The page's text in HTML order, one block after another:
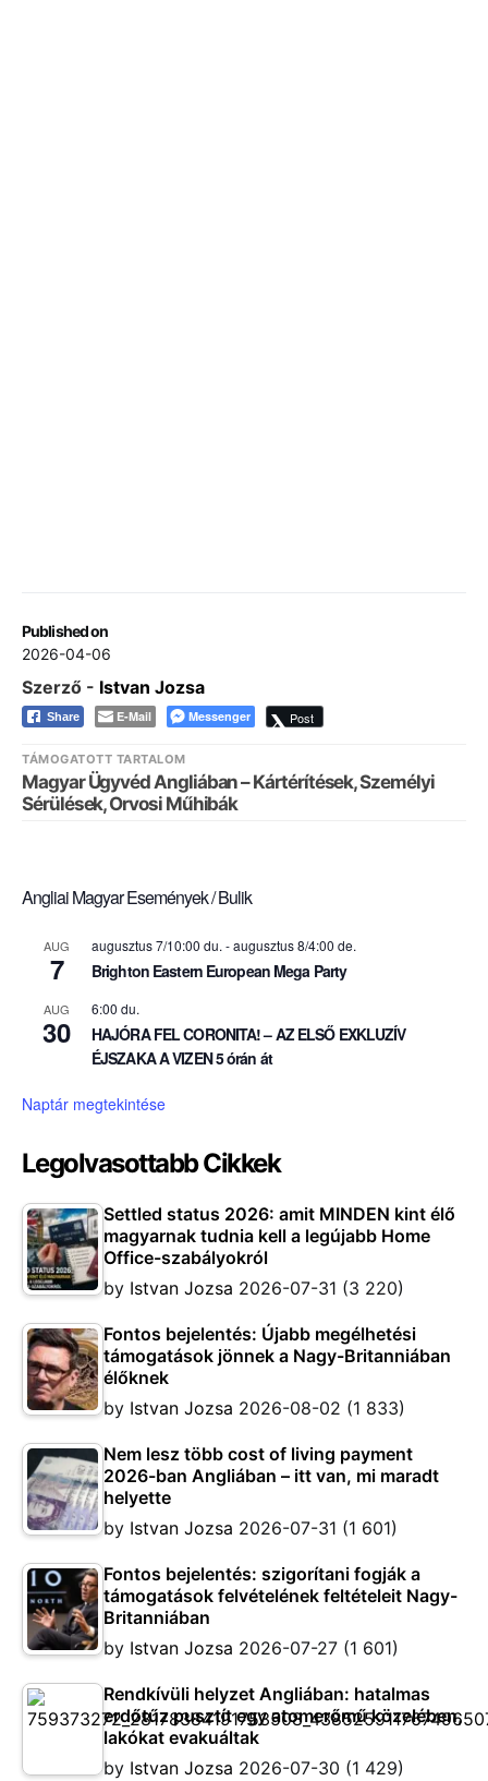
Published on
2026-04-06
Szerző - Istvan Jozsa
Share E-Mail Messenger Post
TÁMOGATOTT TARTALOM
Magyar Ügyvéd Angliában – Kártérítések, Személyi
Sérülések, Orvosi Műhibák
Angliai Magyar Események / Bulik
AUG
7
augusztus 7/10:00 du. -augusztus 8/4:00 de.
Brighton Eastern European Mega Party
AUG
30
6:00 du.
HAJÓRA FEL CORONITA! – AZ ELSŐ EXKLUZÍV
ÉJSZAKA A VIZEN 5 órán át
Naptár megtekintése
Legolvasottabb Cikkek
Settled status 2026: amit MINDEN kint élő
magyarnak tudnia kell a legújabb Home
Office-szabályokról
by Istvan Jozsa 2026-07-31 (3 220)
Fontos bejelentés: Újabb megélhetési
támogatások jönnek a Nagy-Britanniában
élőknek
by Istvan Jozsa 2026-08-02 (1 833)
Nem lesz több cost of living payment
2026-ban Angliában – itt van, mi maradt
helyette
by Istvan Jozsa 2026-07-31 (1 601)
Fontos bejelentés: szigorítani fogják a
támogatások felvételének feltételeit Nagy-
Britanniában
by Istvan Jozsa 2026-07-27 (1 601)
Rendkívüli helyzet Angliában: hatalmas
erdőtűz pusztít egy atomerőmű közelében,
lakókat evakuáltak
by Istvan Jozsa 2026-07-30 (1 429)